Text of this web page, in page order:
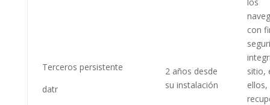
Terceros persistente
datr
2 años desde
su instalación
con
sitio,
ellos,